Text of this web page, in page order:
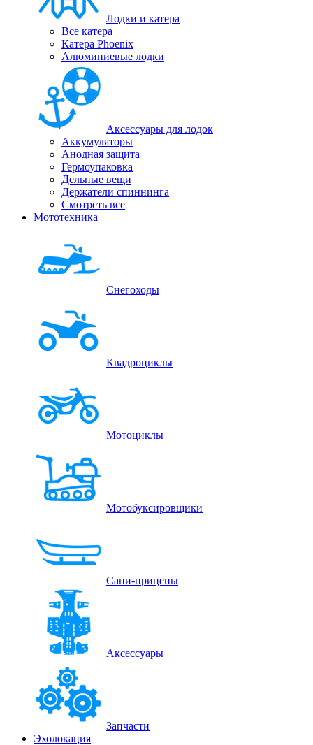
Лодки и катера
Все катера
Катера Phoenix
Алюминиевые лодки
Аксессуары для лодок
Аккумуляторы
Анодная защита
Гермоупаковка
Дельные вещи
Держатели спиннинга
Смотреть все
Мототехника
Снегоходы
Квадроциклы
Мотоциклы
Мотобуксировщики
Сани-прицепы
Аксессуары
Запчасти
Эхолокация